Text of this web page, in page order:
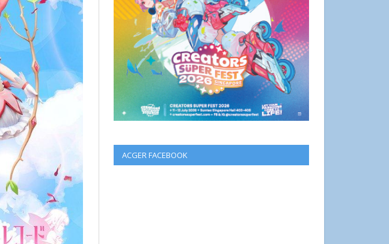
ACGER FACEBOOK